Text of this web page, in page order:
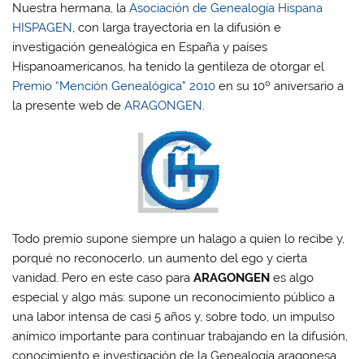
Nuestra hermana, laAsociación de Genealogía Hispana
HISPAGEN, con larga trayectoria en la difusión e
investigación genealógica en España y países
Hispanoamericanos, ha tenido la gentileza de otorgar el
Premio “Mención Genealógica” 2010 en su 10º aniversario a
la presente web deARAGONGEN.
Todo premio supone siempre un halago a quien lo recibe y,
porqué no reconocerlo, un aumento del ego y cierta
vanidad. Pero en este caso paraARAGONGEN es algo
especial y algo más: supone un reconocimiento público a
una labor intensa de casi 5 años y, sobre todo, un impulso
anímico importante para continuar trabajando en la difusión,
conocimiento e investigación de la Genealogía aragonesa.